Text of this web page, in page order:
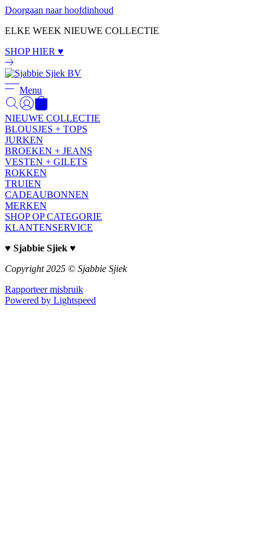
Doorgaan naar hoofdinhoud
ELKE WEEK NIEUWE COLLECTIE
SHOP HIER ♥
Menu
NIEUWE COLLECTIE
BLOUSJES + TOPS
JURKEN
BROEKEN + JEANS
VESTEN + GILETS
ROKKEN
TRUIEN
CADEAUBONNEN
MERKEN
SHOP OP CATEGORIE
KLANTENSERVICE
♥ Sjabbie Sjiek ♥
Copyright 2025 © Sjabbie Sjiek
Rapporteer misbruik
Powered by Lightspeed